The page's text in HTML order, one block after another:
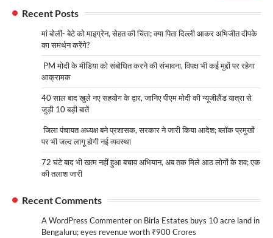
Recent Posts
मां बोलीं- बेटे को माइग्रेन, सेहत की चिंता; क्या पिता दिल्ली आकर अभिजीत दीपके
का समर्थन करेंगे?
PM मोदी के मीडिया को संबोधित करने की संभावना, विपक्ष भी कई मुद्दों पर रहेगा
आक्रामक
40 साल बाद खुले नए सहयोग के द्वार, जानिए पीएम मोदी की न्यूजीलैंड यात्रा से
जुड़ी 10 बड़ी बातें
जिला पंचायत अध्यक्ष बने प्रशासक, सरकार ने जारी किया आदेश; ब्लॉक प्रमुखों
पर भी जल्द लागू होगी नई व्यवस्था
72 घंटे बाद भी खत्म नहीं हुआ बचाव अभियान, अब तक मिले आठ लोगों के शव; एक
की तलाश जारी
Recent Comments
A WordPress Commenteron Birla Estates buys 10 acre land in
Bengaluru; eyes revenue worth ₹900 Crores